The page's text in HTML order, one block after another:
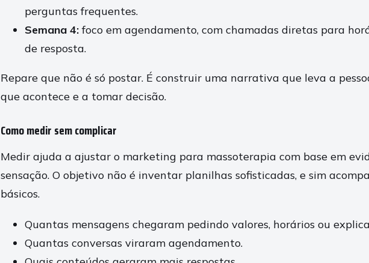
perguntas frequentes.
Semana 4: foco em agendamento, com chamadas diretas para
de resposta.
Repare que não é só postar. É construir uma narrativa que leva a
que acontece e a tomar decisão.
Como medir sem complicar
Medir ajuda a ajustar o marketing para massoterapia com base em
sensação. O objetivo não é inventar planilhas sofisticadas, e sim
básicos.
Quantas mensagens chegaram pedindo valores, horários ou
Quantas conversas viraram agendamento.